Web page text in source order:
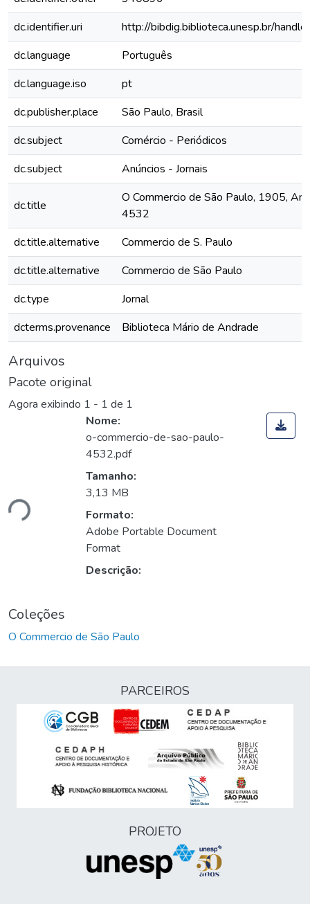
dc.identifier.uri
http://bibdig.biblioteca.unesp.br/
dc.language
Português
dc.language.iso
pt
dc.publisher.place
São Paulo, Brasil
dc.subject
Comércio - Periódicos
dc.subject
Anúncios - Jornais
dc.title
O Commercio de São Paulo, 1905,
4532
dc.title.alternative
Commercio de S. Paulo
dc.title.alternative
Commercio de São Paulo
dc.type
Jornal
dcterms.provenance
Biblioteca Mário de Andrade
Arquivos
Pacote original
Agora exibindo 1 - 1 de 1
Nome:
o-commercio-de-sao-paulo-
4532.pdf
Tamanho:
3,13 MB
Formato:
Adobe Portable Document
Format
Descrição:
Coleções
O Commercio de São Paulo
PARCEIROS
PROJETO